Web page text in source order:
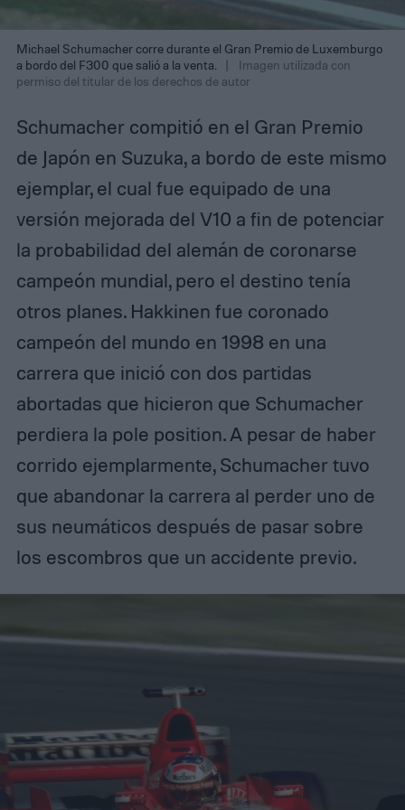
Michael Schumacher corre durante el Gran Premio de Luxemburgo
a bordo del F300 que salió a la venta.
Imagen utilizada con
permiso del titular de los derechos de autor
Schumacher compitió en el Gran Premio
de Japón en Suzuka, a bordo de este mismo
ejemplar, el cual fue equipado de una
versión mejorada del V10 a fin de potenciar
la probabilidad del alemán de coronarse
campeón mundial, pero el destino tenía
otros planes. Hakkinen fue coronado
campeón del mundo en 1998 en una
carrera que inició con dos partidas
abortadas que hicieron que Schumacher
perdiera la pole position. A pesar de haber
corrido ejemplarmente, Schumacher tuvo
que abandonar la carrera al perder uno de
sus neumáticos después de pasar sobre
los escombros que un accidente previo.